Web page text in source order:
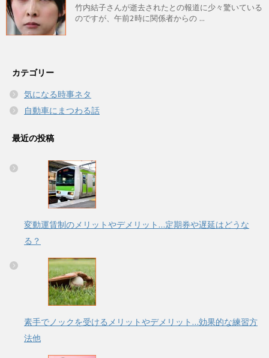
竹内結子さんが逝去されたとの報道に少々驚いている
のですが、午前2時に関係者からの ...
カテゴリー
気になる時事ネタ
自動車にまつわる話
最近の投稿
変動運賃制のメリットやデメリット…定期券や遅延はどうな
る？
素手でノックを受けるメリットやデメリット…効果的な練習方
法他